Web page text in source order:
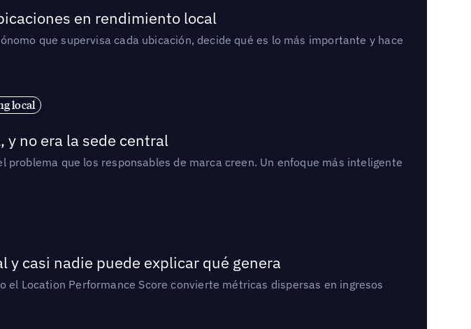
en rendimiento local
que supervisa cada ubicación, decide qué es lo más importante y hace
local
y no era la sede central
que los responsables de marca creen. Un enfoque más inteligente
y casi nadie puede explicar qué genera
Location Performance Score convierte métricas dispersas en ingresos